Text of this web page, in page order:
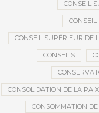
CONSEIL
CONSEIL SUPÉRIEUR DE
CONSEILS
CONSOLIDATION DE LA PAIX
CONSOMMATION